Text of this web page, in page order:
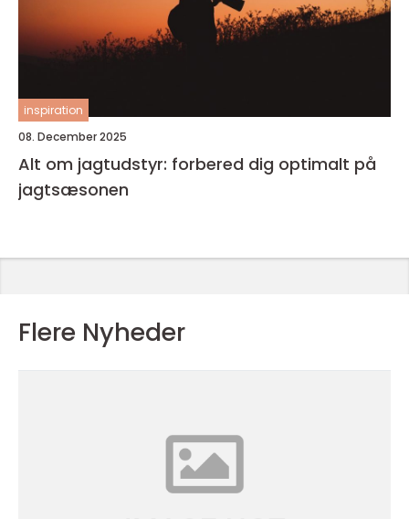
inspiration
08. December 2025
Alt om jagtudstyr: forbered dig optimalt på
jagtsæsonen
Flere Nyheder